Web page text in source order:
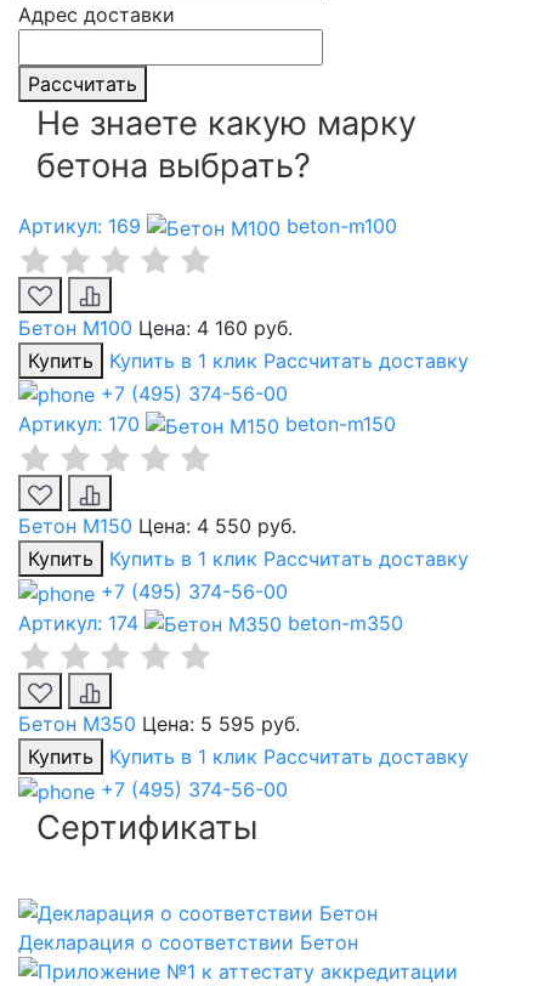
Адрес доставки
Рассчитать
Не знаете какую марку
бетона выбрать?
Артикул: 169 beton-m100
Бетон М100 Цена: 4 160 руб.
Купить
Купить в 1 клик Рассчитать доставку
+7 (495) 374-56-00
Артикул: 170
beton-m150
Бетон М150 Цена: 4 550 руб.
Купить
Купить в 1 клик Рассчитать доставку
+7 (495) 374-56-00
Артикул: 174
beton-m350
Бетон М350 Цена: 5 595 руб.
Купить
Купить в 1 клик Рассчитать доставку
+7 (495) 374-56-00
Сертификаты
Декларация о соответствии Бетон